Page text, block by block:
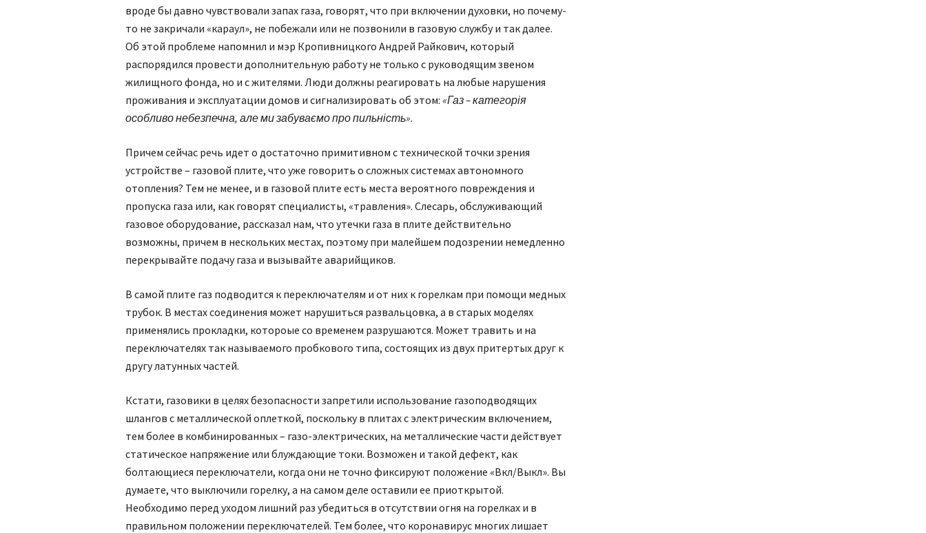
вроде бы давно чувствовали запах газа, говорят, что при включении духовки, но почему-
то не закричали «караул», не побежали или не позвонили в газовую службу и так далее.
Об этой проблеме напомнил и мэр Кропивницкого Андрей Райкович, который
распорядился провести дополнительную работу не только с руководящим звеном
жилищного фонда, но и с жителями. Люди должны реагировать на любые нарушения
проживания и эксплуатации домов и сигнализировать об этом: «Газ – категорія
особливо небезпечна, але ми забуваємо про пильність».
Причем сейчас речь идет о достаточно примитивном с технической точки зрения
устройстве – газовой плите, что уже говорить о сложных системах автономного
отопления? Тем не менее, и в газовой плите есть места вероятного повреждения и
пропуска газа или, как говорят специалисты, «травления». Слесарь, обслуживающий
газовое оборудование, рассказал нам, что утечки газа в плите действительно
возможны, причем в нескольких местах, поэтому при малейшем подозрении немедленно
перекрывайте подачу газа и вызывайте аварийщиков.
В самой плите газ подводится к переключателям и от них к горелкам при помощи медных
трубок. В местах соединения может нарушиться развальцовка, а в старых моделях
применялись прокладки, котороые со временем разрушаются. Может травить и на
переключателях так называемого пробкового типа, состоящих из двух притертых друг к
другу латунных частей.
Кстати, газовики в целях безо­пасности запретили использование газоподводящих
шлангов с металлической оплеткой, поскольку в плитах с электрическим включением,
тем более в комбинированных – газо-электрических, на металлические части действует
статическое напряжение или блуждающие токи. Возможен и такой дефект, как
болтающиеся переключатели, когда они не точно фиксируют положение «Вкл/Выкл». Вы
думаете, что выключили горелку, а на самом деле оставили ее приоткрытой.
Необходимо перед уходом лишний раз убедиться в отсутствии огня на горелках и в
правильном положении переключателей. Тем более, что коронавирус многих лишает